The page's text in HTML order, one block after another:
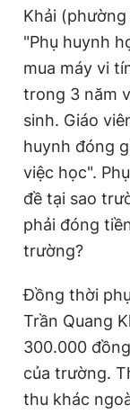
Giấy phép xuất
© 2003-2026 Bản
chép dưới mọi
bản. Phát triển bởi
Khải (phường
"Phụ huynh
mua máy vi
trong 3 năm
sinh. Giáo
huynh đóng
việc học".
đề tại sao
phải đóng
trường?
Đồng thời
Trần Quang
300.000
của trường.
thu khác